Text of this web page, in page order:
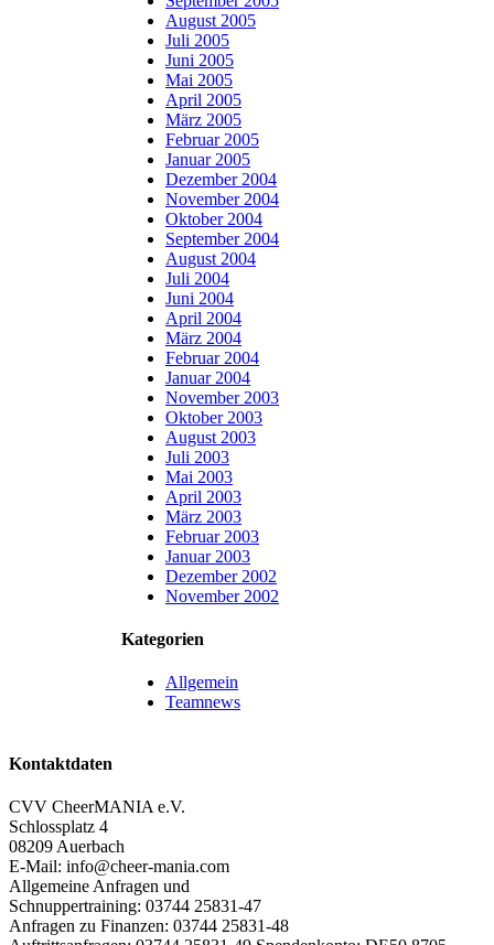
August 2005
Juli 2005
Juni 2005
Mai 2005
April 2005
März 2005
Februar 2005
Januar 2005
Dezember 2004
November 2004
Oktober 2004
September 2004
August 2004
Juli 2004
Juni 2004
April 2004
März 2004
Februar 2004
Januar 2004
November 2003
Oktober 2003
August 2003
Juli 2003
Mai 2003
April 2003
März 2003
Februar 2003
Januar 2003
Dezember 2002
November 2002
Kategorien
Allgemein
Teamnews
Kontaktdaten
CVV CheerMANIA e.V.
Schlossplatz 4
08209 Auerbach
E-Mail: info@cheer-mania.com
Allgemeine Anfragen und
Schnuppertraining: 03744 25831-47
Anfragen zu Finanzen: 03744 25831-48